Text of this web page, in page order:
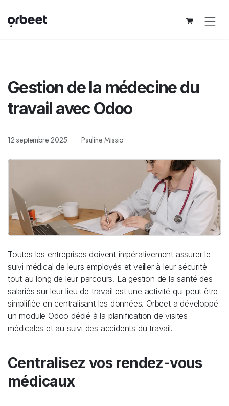
Gestion de la médecine du
travail avec Odoo
12 septembre 2025 Pauline Missio
Toutes les entreprises doivent impérativement assurer le
suivi médical de leurs employés et veiller à leur sécurité
tout au long de leur parcours. La gestion de la santé des
salariés sur leur lieu de travail est une activité qui peut être
simplifiée en centralisant les données. Orbeet a développé
un module Odoo dédié à la planification de visites
médicales et au suivi des accidents du travail.
Centralisez vos rendez-vous
médicaux